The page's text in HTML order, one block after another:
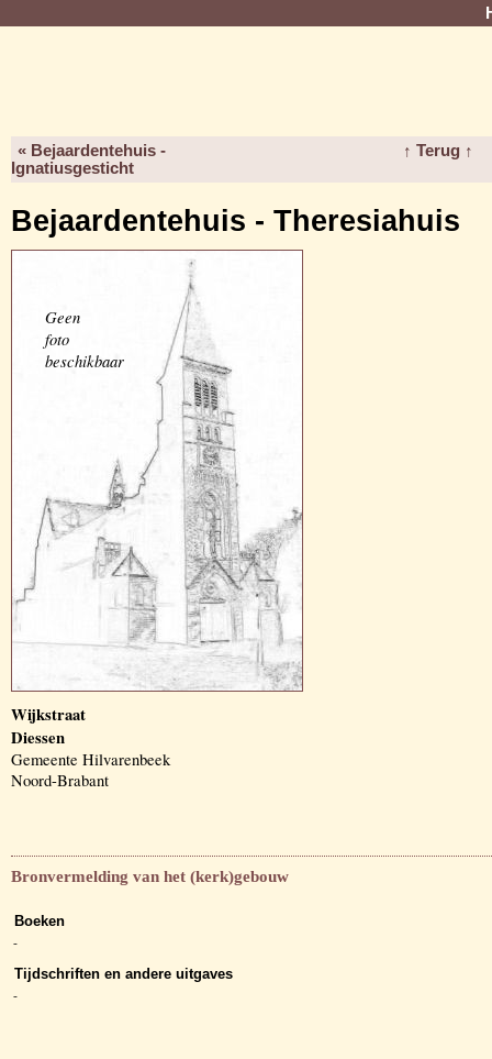
« Bejaardentehuis -
Ignatiusgesticht
↑ Terug ↑
Bejaardentehuis - Theresiahuis
Geen
foto
beschikbaar
Wijkstraat
Diessen
Gemeente Hilvarenbeek
Noord-Brabant
Bronvermelding van het (kerk)gebouw
Boeken
-
Tijdschriften en andere uitgaves
-